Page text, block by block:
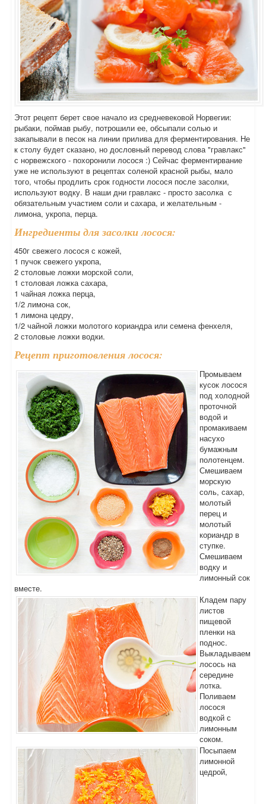
Этот рецепт берет свое начало из средневековой Норвегии:
рыбаки, поймав рыбу, потрошили ее, обсыпали солью и
закапывали в песок на линии прилива для ферментирования. Не
к столу будет сказано, но дословный перевод слова "гравлакс"
с норвежского - похоронили лосося :) Сейчас ферментирвание
уже не используют в рецептах соленой красной рыбы, мало
того, чтобы продлить срок годности лосося после засолки,
используют водку. В наши дни гравлакс - просто засолка с
обязательным участием соли и сахара, и желательным -
лимона, укропа, перца.
Ингредиенты для засолки лосося:
450г свежего лосося с кожей,
1 пучок свежего укропа,
2 столовые ложки морской соли,
1 столовая ложка сахара,
1 чайная ложка перца,
1/2 лимона сок,
1 лимона цедру,
1/2 чайной ложки молотого кориандра или семена фенхеля,
2 столовые ложки водки.
Рецепт приготовления лосося:
Промываем
кусок лосося
под холодной
проточной
водой и
промакиваем
насухо
бумажным
полотенцем.
Смешиваем
морскую
соль, сахар,
молотый
перец и
молотый
кориандр в
ступке.
Смешиваем
водку и
лимонный сок
вместе.
Кладем пару
листов
пищевой
пленки на
поднос.
Выкладываем
лосось на
середине
лотка.
Поливаем
лосося
водкой с
лимонным
соком.
Посыпаем
лимонной
цедрой,